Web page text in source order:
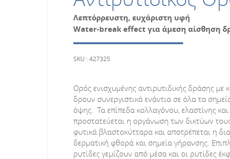
Λεπτόρρευστη, ευχάριστη υφή
Water-breakeffect για άμεση αίσθηση
SKU : 427325
Ορός ενισχυμένης αντιρυτιδικής δράσης
δρουν συνεργιστικά ενάντια σε όλα τα
όψης. Τα επίπεδα κολλαγόνου, ελαστίνης
προστατεύεται η οργάνωση των δικτύων
φυτικά βλαστοκύτταρα και αποτρέπεται η
δερματική φθορά και σημεία γήρανσης.
ρυτίδες γεμίζουν από μέσα και οι ρυτίδες